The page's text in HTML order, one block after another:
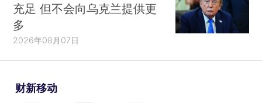
充足 但不会向乌克兰提供更
多
2026年08月07日
财新移动